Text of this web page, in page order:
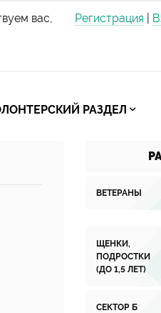
вас,
Регистрация
РАЗДЕЛ
ВЕТЕРАНЫ
ЩЕНКИ,
ПОДРОСТКИ
(ДО 1,5 ЛЕТ)
СЕКТОР Б